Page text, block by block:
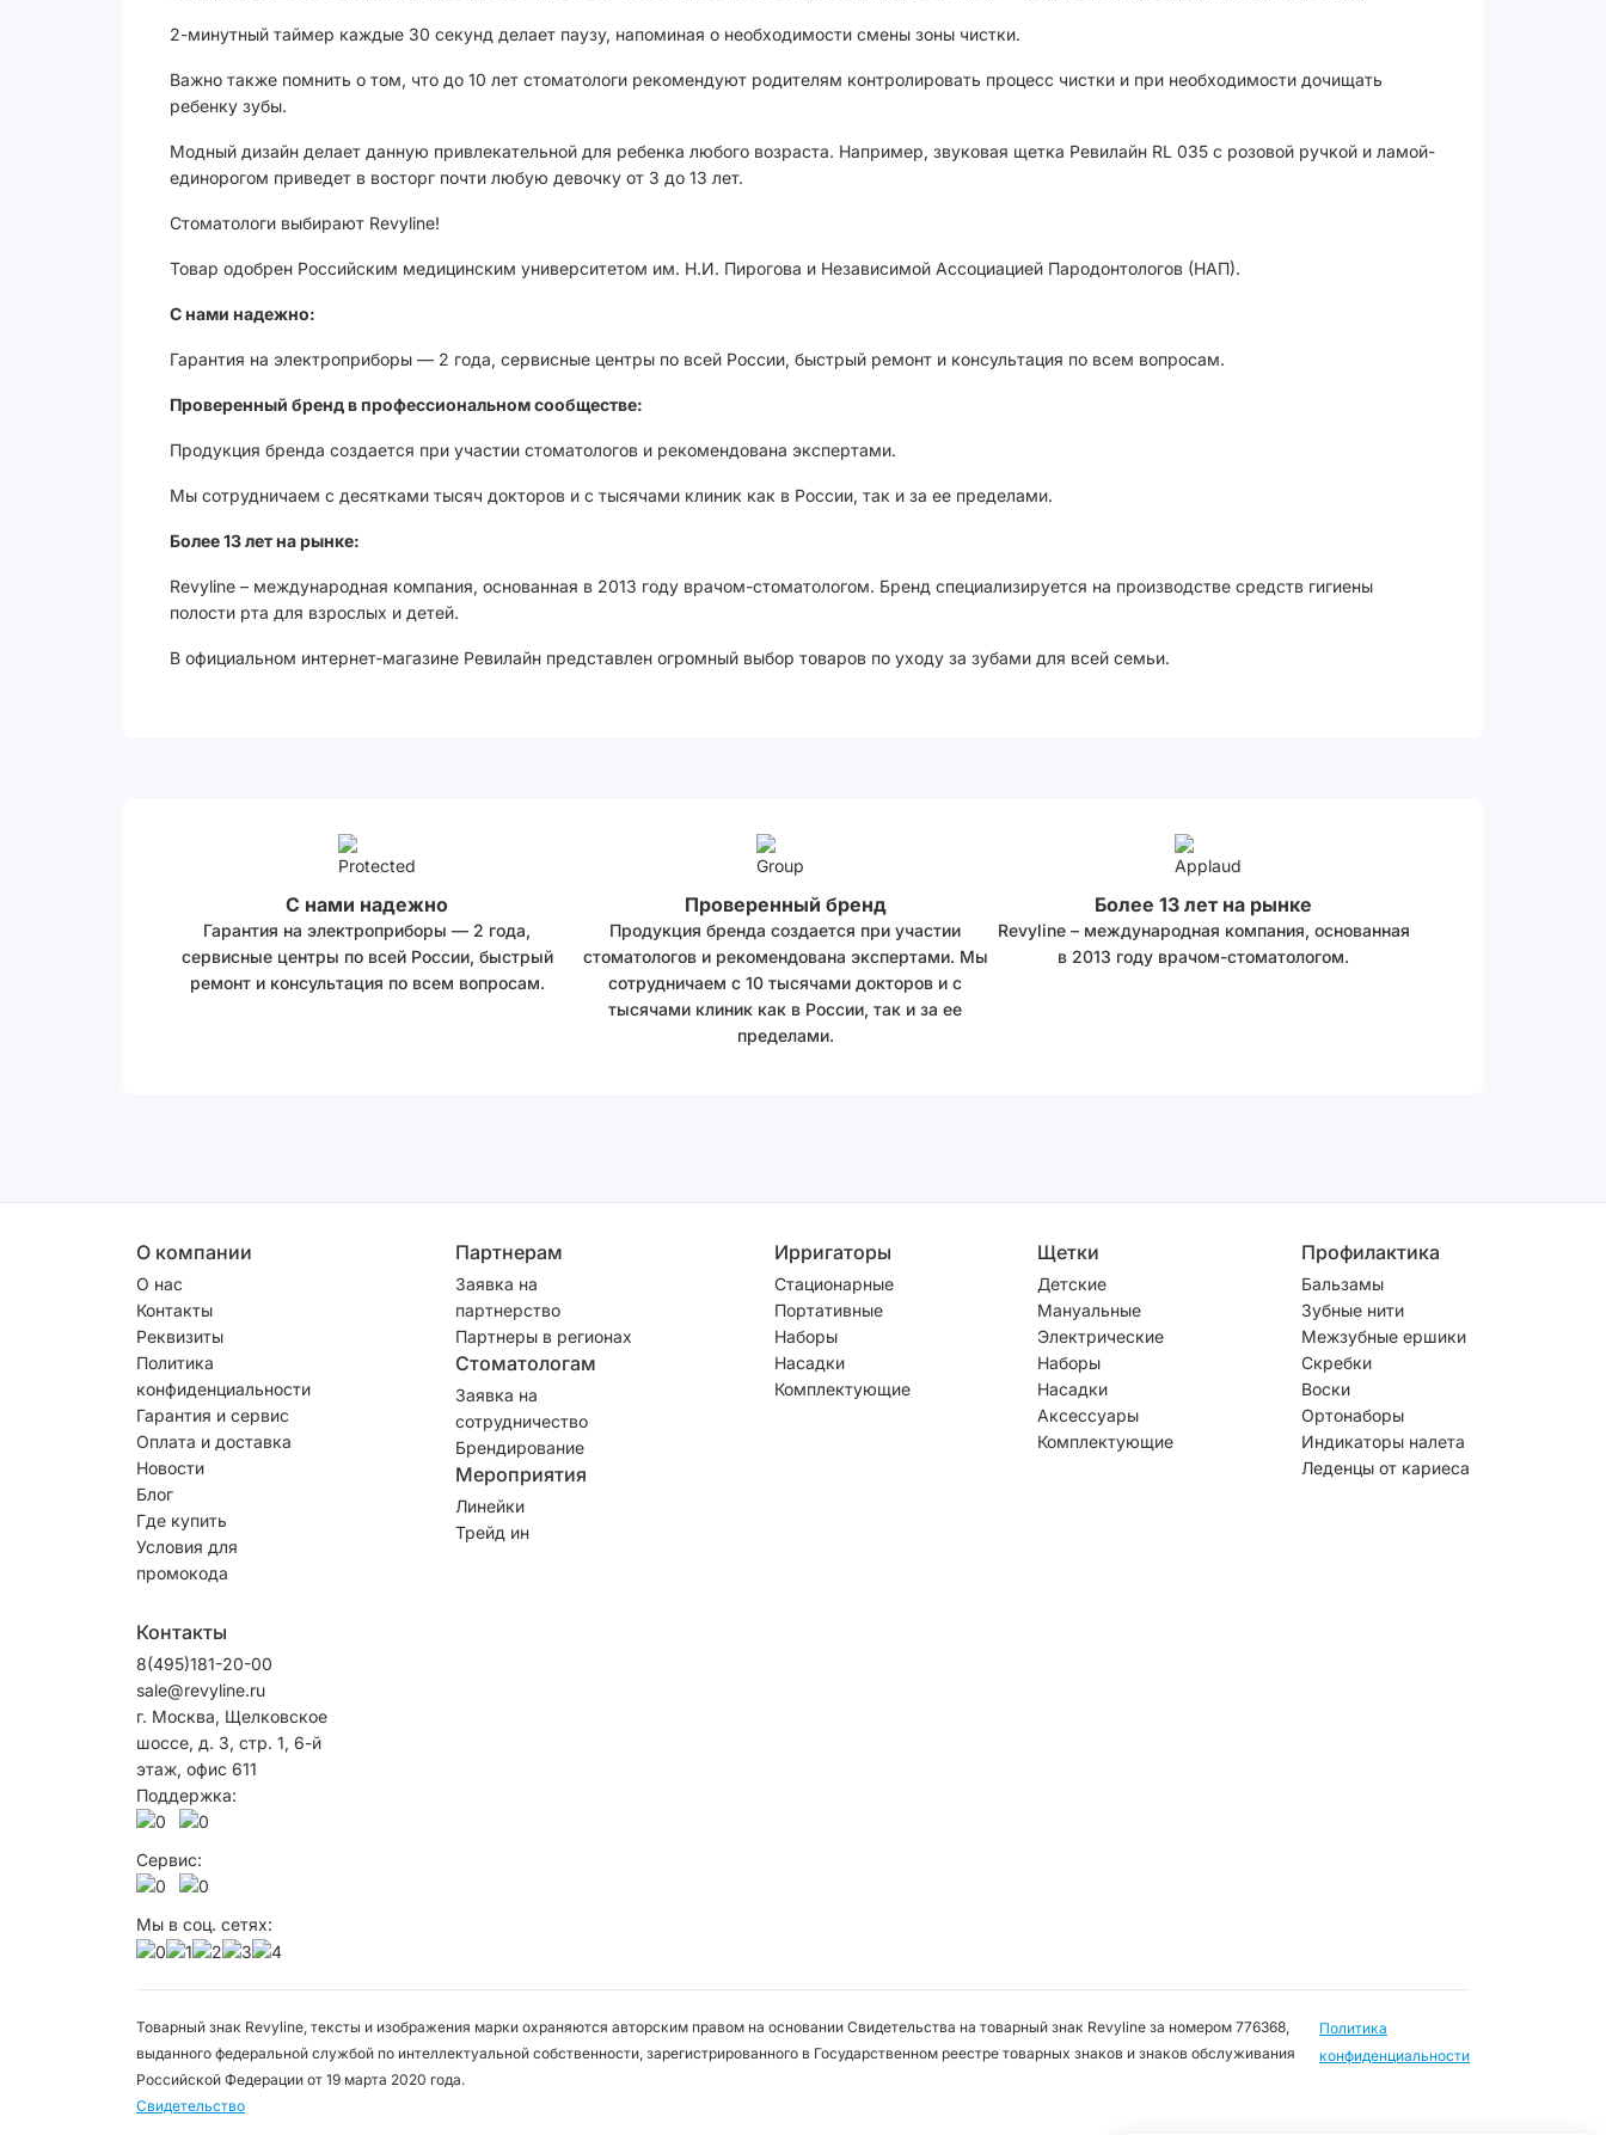
2-минутный таймер каждые 30 секунд делает паузу, напоминая о необходимости смены зоны чистки.
Важно также помнить о том, что до 10 лет стоматологи рекомендуют родителям контролировать процесс чистки и при необходимости дочищать
ребенку зубы.
Модный дизайн делает данную привлекательной для ребенка любого возраста. Например, звуковая щетка Ревилайн RL 035 с розовой ручкой и ламой-
единорогом приведет в восторг почти любую девочку от 3 до 13 лет.
Стоматологи выбирают Revyline!
Товар одобрен Российским медицинским университетом им. Н.И. Пирогова и Независимой Ассоциацией Пародонтологов (НАП).
С нами надежно:
Гарантия на электроприборы — 2 года, сервисные центры по всей России, быстрый ремонт и консультация по всем вопросам.
Проверенный бренд в профессиональном сообществе:
Продукция бренда создается при участии стоматологов и рекомендована экспертами.
Мы сотрудничаем с десятками тысяч докторов и с тысячами клиник как в России, так и за ее пределами.
Более 13 лет на рынке:
Revyline – международная компания, основанная в 2013 году врачом-стоматологом. Бренд специализируется на производстве средств гигиены
полости рта для взрослых и детей.
В официальном интернет-магазине Ревилайн представлен огромный выбор товаров по уходу за зубами для всей семьи.
С нами надежно
Гарантия на электроприборы — 2 года,
сервисные центры по всей России, быстрый
ремонт и консультация по всем вопросам.
Проверенный бренд
Продукция бренда создается при участии
стоматологов и рекомендована экспертами. Мы
сотрудничаем с 10 тысячами докторов и с
тысячами клиник как в России, так и за ее
пределами.
Более 13 лет на рынке
Revyline – международная компания, основанная
в 2013 году врачом-стоматологом.
О компании
О нас
Контакты
Реквизиты
Политика
конфиденциальности
Гарантия и сервис
Оплата и доставка
Новости
Блог
Где купить
Условия для
промокода
Партнерам
Заявка на
партнерство
Партнеры в регионах
Стоматологам
Заявка на
сотрудничество
Брендирование
Мероприятия
Линейки
Трейд ин
Ирригаторы
Стационарные
Портативные
Наборы
Насадки
Комплектующие
Щетки
Детские
Мануальные
Электрические
Наборы
Насадки
Аксессуары
Комплектующие
Профилактика
Бальзамы
Зубные нити
Межзубные ершики
Скребки
Воски
Ортонаборы
Индикаторы налета
Леденцы от кариеса
Контакты
8(495)181-20-00
sale@revyline.ru
г. Москва, Щелковское
шоссе, д. 3, стр. 1, 6-й
этаж, офис 611
Поддержка:
Сервис:
Мы в соц. сетях:
Товарный знак Revyline, тексты и изображения марки охраняются авторским правом на основании Свидетельства на товарный знак Revyline за номером 776368,
выданного федеральной службой по интеллектуальной собственности, зарегистрированного в Государственном реестре товарных знаков и знаков обслуживания
Российской Федерации от 19 марта 2020 года.
Свидетельство
Политика
конфиденциальности